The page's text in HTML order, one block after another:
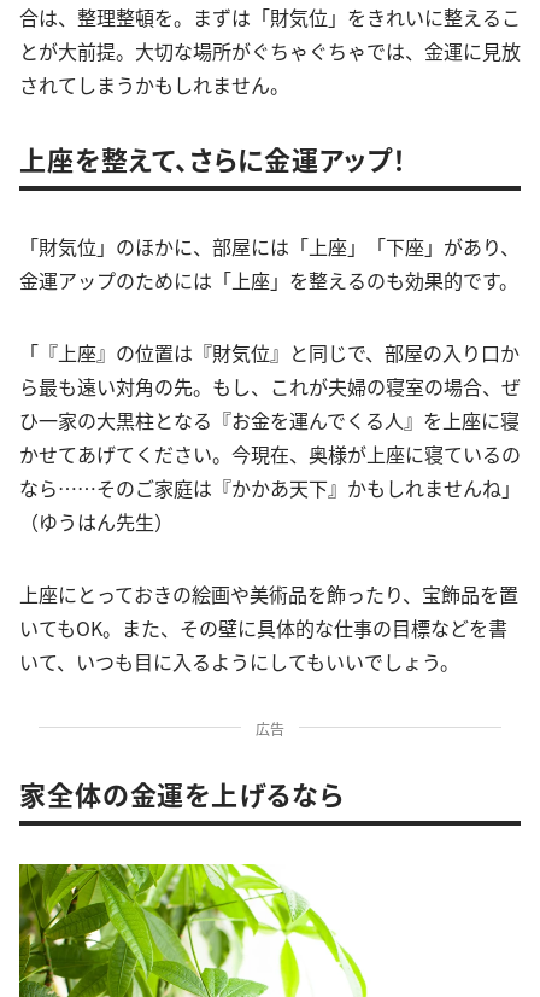
合は、整理整頓を。まずは「財気位」をきれいに整えるこ
とが大前提。大切な場所がぐちゃぐちゃでは、金運に見放
されてしまうかもしれません。
上座を整えて、さらに金運アップ！
「財気位」のほかに、部屋には「上座」「下座」があり、
金運アップのためには「上座」を整えるのも効果的です。
「『上座』の位置は『財気位』と同じで、部屋の入り口か
ら最も遠い対角の先。もし、これが夫婦の寝室の場合、ぜ
ひ一家の大黒柱となる『お金を運んでくる人』を上座に寝
かせてあげてください。今現在、奥様が上座に寝ているの
なら……そのご家庭は『かかあ天下』かもしれませんね」
（ゆうはん先生）
上座にとっておきの絵画や美術品を飾ったり、宝飾品を置
いてもOK。また、その壁に具体的な仕事の目標などを書
いて、いつも目に入るようにしてもいいでしょう。
広告
家全体の金運を上げるなら